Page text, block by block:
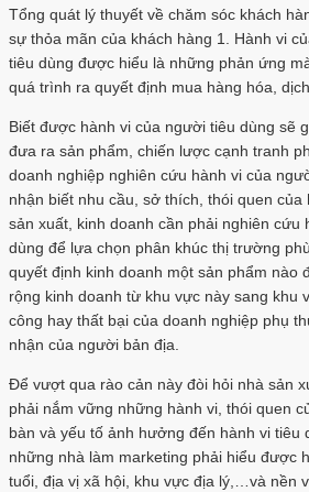
Tổng quát lý thuyết về chăm sóc khách
sự thỏa mãn của khách hàng 1. Hành vi
tiêu dùng được hiểu là những phản ứng
quá trình ra quyết định mua hàng hóa, dịch
Biết được hành vi của người tiêu dùng sẽ
đưa ra sản phẩm, chiến lược cạnh tranh
doanh nghiệp nghiên cứu hành vi của
nhận biết nhu cầu, sở thích, thói quen của
sản xuất, kinh doanh cần phải nghiên cứu
dùng để lựa chọn phân khúc thị trường
quyết định kinh doanh một sản phẩm nào
rộng kinh doanh từ khu vực này sang khu
công hay thất bại của doanh nghiệp phụ
nhận của người bản địa.
Để vượt qua rào cản này đòi hỏi nhà sản
phải nắm vững những hành vi, thói quen
bàn và yếu tố ảnh hưởng đến hành vi tiêu
những nhà làm marketing phải hiểu được
tuổi, địa vị xã hội, khu vực địa lý,…và nền